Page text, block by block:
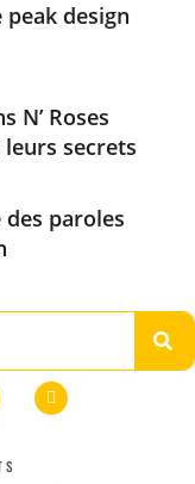
design
N’ Roses
leurs secrets
paroles